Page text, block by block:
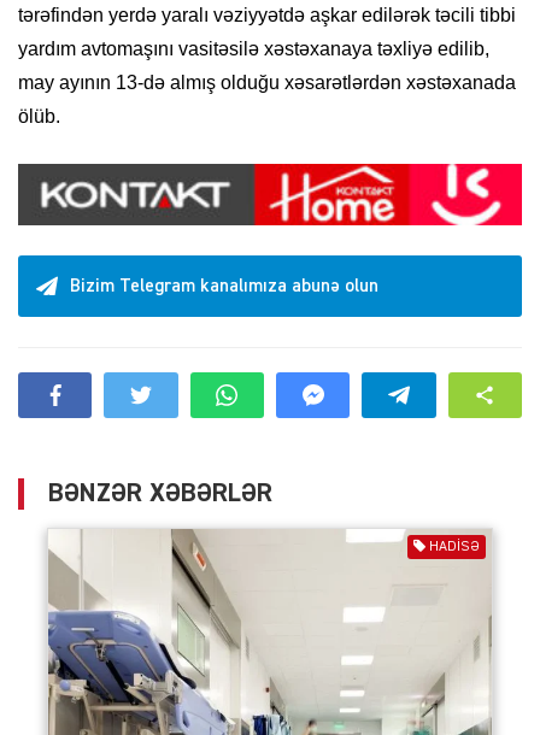
tərəfindən yerdə yaralı vəziyyətdə aşkar edilərək təcili tibbi
yardım avtomaşını vasitəsilə xəstəxanaya təxliyə edilib,
may ayının 13-də almış olduğu xəsarətlərdən xəstəxanada
ölüb.
Bizim Telegram kanalımıza abunə olun
BƏNZƏR XƏBƏRLƏR
HADISƏ